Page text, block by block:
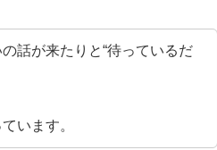
話が来たりと“待っているだ
います。